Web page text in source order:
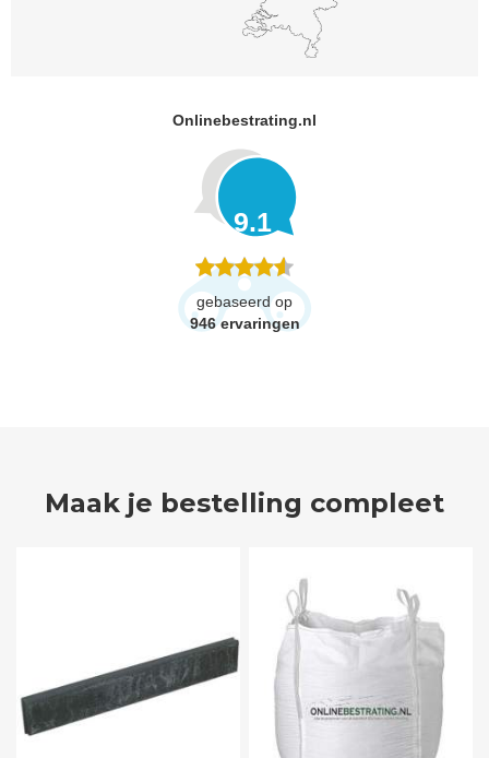
Onlinebestrating.nl
9.1
gebaseerd op
946 ervaringen
Maak je bestelling compleet